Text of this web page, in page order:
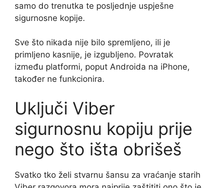
samo do trenutka te posljednje uspješne
sigurnosne kopije.
Sve što nikada nije bilo spremljeno, ili je
primljeno kasnije, je izgubljeno. Povratak
između platformi, poput Androida na iPhone,
također ne funkcionira.
Uključi Viber
sigurnosnu kopiju prije
nego što išta obrišeš
Svatko tko želi stvarnu šansu za vraćanje starih